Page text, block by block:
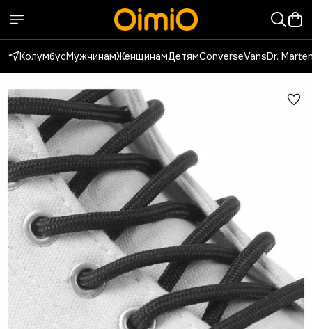
КолумбусМужчинамЖенщинамДетямConverseVansDr.